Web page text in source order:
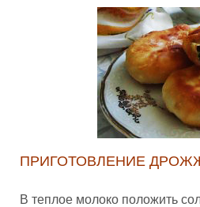
ПРИГОТОВЛЕНИЕ
В теплое молоко положить